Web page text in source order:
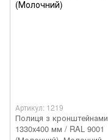
Артикул: 1219
Полиця з кронштейнами
1330х400 мм / RAL 9001